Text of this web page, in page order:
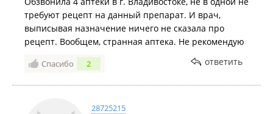
требуют рецепт на данный препарат. И врач,
выписывая назначение ничего не сказала про
рецепт. Вообщем, странная аптека. Не рекомендую
Спасибо 2 ответить
28725215